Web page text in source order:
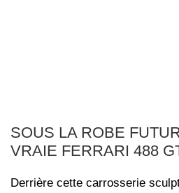
SOUS LA ROBE
VRAIE FERRARI 488
Derrière cette carrosserie